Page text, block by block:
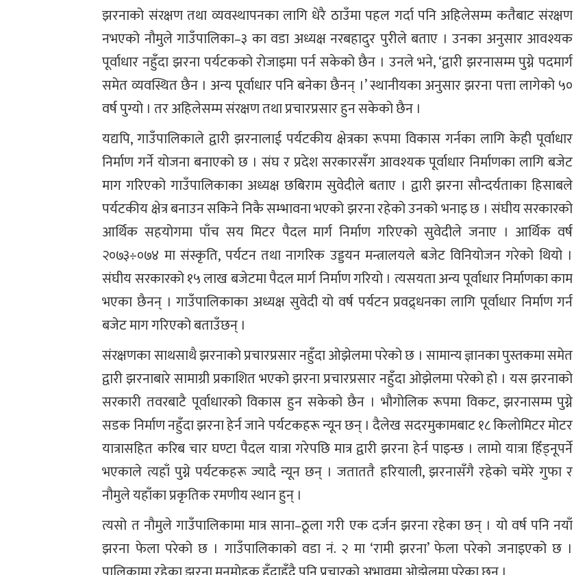
झरनाको संरक्षण तथा व्यवस्थापनका लागि धेरै ठाउँमा पहल गर्दा पनि अहिलेसम्म कतैबाट संरक्षण
नभएको नौमुले गाउँपालिका–३ का वडा अध्यक्ष नरबहादुर पुरीले बताए । उनका अनुसार आवश्यक
पूर्वाधार नहुँदा झरना पर्यटकको रोजाइमा पर्न सकेको छैन । उनले भने, ‘द्वारी झरनासम्म पुग्ने पदमार्ग
समेत व्यवस्थित छैन । अन्य पूर्वाधार पनि बनेका छैनन् ।’ स्थानीयका अनुसार झरना पत्ता लागेको ५०
वर्ष पुग्यो । तर अहिलेसम्म संरक्षण तथा प्रचारप्रसार हुन सकेको छैन ।
यद्यपि, गाउँपालिकाले द्वारी झरनालाई पर्यटकीय क्षेत्रका रूपमा विकास गर्नका लागि केही पूर्वाधार
निर्माण गर्ने योजना बनाएको छ । संघ र प्रदेश सरकारसँग आवश्यक पूर्वाधार निर्माणका लागि बजेट
माग गरिएको गाउँपालिकाका अध्यक्ष छबिराम सुवेदीले बताए । द्वारी झरना सौन्दर्यताका हिसाबले
पर्यटकीय क्षेत्र बनाउन सकिने निकै सम्भावना भएको झरना रहेको उनको भनाइ छ । संघीय सरकारको
आर्थिक सहयोगमा पाँच सय मिटर पैदल मार्ग निर्माण गरिएको सुवेदीले जनाए । आर्थिक वर्ष
२०७३÷०७४ मा संस्कृति, पर्यटन तथा नागरिक उड्डयन मन्त्रालयले बजेट विनियोजन गरेको थियो ।
संघीय सरकारको १५ लाख बजेटमा पैदल मार्ग निर्माण गरियो । त्यसयता अन्य पूर्वाधार निर्माणका काम
भएका छैनन् । गाउँपालिकाका अध्यक्ष सुवेदी यो वर्ष पर्यटन प्रवद्र्धनका लागि पूर्वाधार निर्माण गर्न
बजेट माग गरिएको बताउँछन् ।
संरक्षणका साथसाथै झरनाको प्रचारप्रसार नहुँदा ओझेलमा परेको छ । सामान्य ज्ञानका पुस्तकमा समेत
द्वारी झरनाबारे सामाग्री प्रकाशित भएको झरना प्रचारप्रसार नहुँदा ओझेलमा परेको हो । यस झरनाको
सरकारी तवरबाटै पूर्वाधारको विकास हुन सकेको छैन । भौगोलिक रूपमा विकट, झरनासम्म पुग्ने
सडक निर्माण नहुँदा झरना हेर्न जाने पर्यटकहरू न्यून छन् । दैलेख सदरमुकामबाट १८ किलोमिटर मोटर
यात्रासहित करिब चार घण्टा पैदल यात्रा गरेपछि मात्र द्वारी झरना हेर्न पाइन्छ । लामो यात्रा हिँड्नूपर्ने
भएकाले त्यहाँ पुग्ने पर्यटकहरू ज्यादै न्यून छन् । जताततै हरियाली, झरनासँगै रहेको चमेरे गुफा र
नौमुले यहाँका प्रकृतिक रमणीय स्थान हुन् ।
त्यसो त नौमुले गाउँपालिकामा मात्र साना–ठूला गरी एक दर्जन झरना रहेका छन् । यो वर्ष पनि नयाँ
झरना फेला परेको छ । गाउँपालिकाको वडा नं. २ मा ‘रामी झरना’ फेला परेको जनाइएको छ ।